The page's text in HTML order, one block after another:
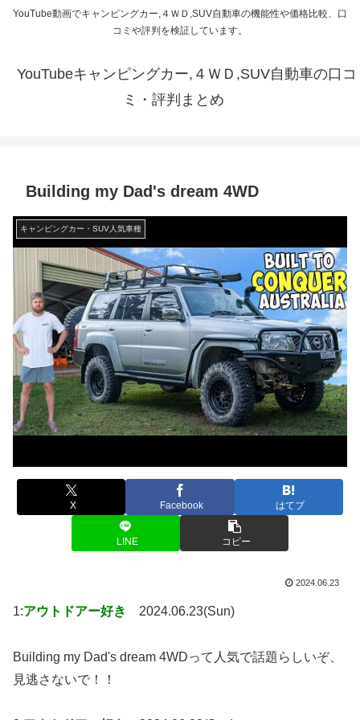
YouTube動画でキャンピングカー,４ＷＤ,SUV自動車の機能性や価格比較、口
コミや評判を検証しています。
YouTubeキャンピングカー,４ＷＤ,SUV自動車の口コ
ミ・評判まとめ
Building my Dad's dream 4WD
キャンピングカー・SUV人気車種
X Facebook はてブ
LINE コピー
2024.06.23
1:アウトドアー好き 2024.06.23(Sun)
Building my Dad's dream 4WDって人気で話題らしいぞ、
見逃さないで！！